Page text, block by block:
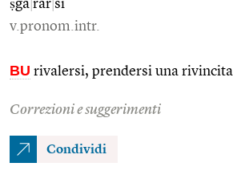
ṣga ràr si
v.pronom.intr.
BU rivalersi, prendersi una rivincita
Correzioni e suggerimenti
Condividi